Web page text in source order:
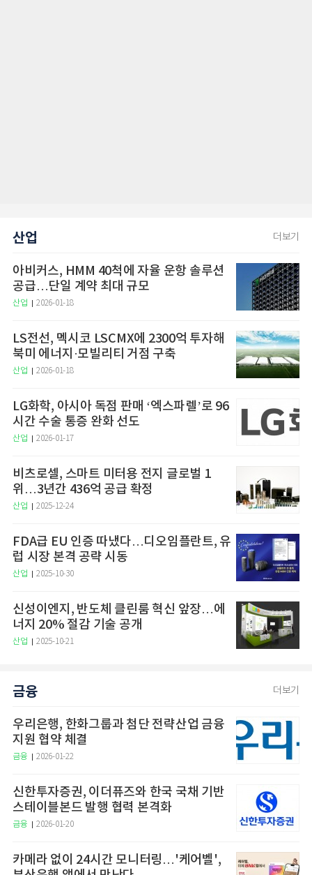
산업 더보기
아비커스, HMM 40척에 자율 운항 솔루션
공급…단일 계약 최대 규모
산업 2026-01-18
LS전선, 멕시코 LSCMX에 2300억 투자해
북미 에너지·모빌리티 거점 구축
산업 2026-01-18
LG화학, 아시아 독점 판매 ‘엑스파렐’로 96
시간 수술 통증 완화 선도
산업 2026-01-17
비츠로셀, 스마트 미터용 전지 글로벌 1
위…3년간 436억 공급 확정
산업 2025-12-24
FDA급 EU 인증 따냈다…디오임플란트, 유
럽 시장 본격 공략 시동
산업 2025-10-30
신성이엔지, 반도체 클린룸 혁신 앞장…에
너지 20% 절감 기술 공개
산업 2025-10-21
금융 더보기
우리은행, 한화그룹과 첨단 전략산업 금융
지원 협약 체결
금융 2026-01-22
신한투자증권, 이더퓨즈와 한국 국채 기반
스테이블본드 발행 협력 본격화
금융 2026-01-20
카메라 없이 24시간 모니터링…'케어벨',